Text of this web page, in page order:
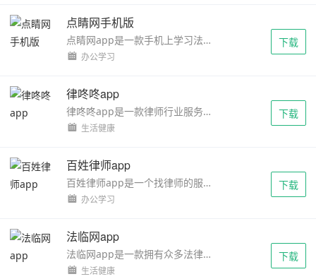
点睛网手机版
点睛网app是一款手机上学习法律的教育软件平台，用户可以体验多种精彩特色使用功能，丰富的软件知识境界课程，专业的名师在线指导培训，还有论坛供学生们解疑交流，喜欢的朋友...
办公学习
下载
律咚咚app
律咚咚app是一款律师行业服务平台，相关法律案例信息在线了解，覆盖最全面的法律条款以及最新的法律案情，专业律师团队为用户们提供最佳的服务，不断的来提升律师们的工作效率...
生活健康
下载
百姓律师app
百姓律师app是一个找律师的服务平台，这里有很多不同类型的专业律师在线为大家进行解答疑问，有需要的用户可以通过这个软件快速找到合适的律师进行服务。这里有最新的法务知识...
办公学习
下载
法临网app
法临网app是一款拥有众多法律资讯的软件，以具体的案例来为用户进行法律解读，让用户对法律有更加深刻的了解，用户能够在这里了解到更多的法律知识，有需要的用户快来使用吧！...
生活健康
下载